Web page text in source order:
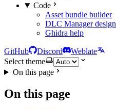
Code
Asset bundle builder
DLC Manager design
Ghidra help
GitHub Discord
Weblate
Select theme
On this page
On this page